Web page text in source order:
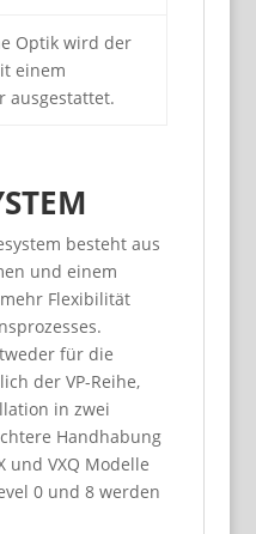
Optik wird der
einem
ausgestattet.
besteht aus
und einem
Flexibilität
für die
der VP-Reihe,
in zwei
Handhabung
und VXQ Modelle
0 und 8 werden